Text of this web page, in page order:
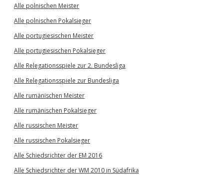
Alle polnischen Meister
Alle polnischen Pokalsieger
Alle portugiesischen Meister
Alle portugiesischen Pokalsieger
Alle Relegationsspiele zur 2. Bundesliga
Alle Relegationsspiele zur Bundesliga
Alle rumänischen Meister
Alle rumänischen Pokalsieger
Alle russischen Meister
Alle russischen Pokalsieger
Alle Schiedsrichter der EM 2016
Alle Schiedsrichter der WM 2010 in Südafrika